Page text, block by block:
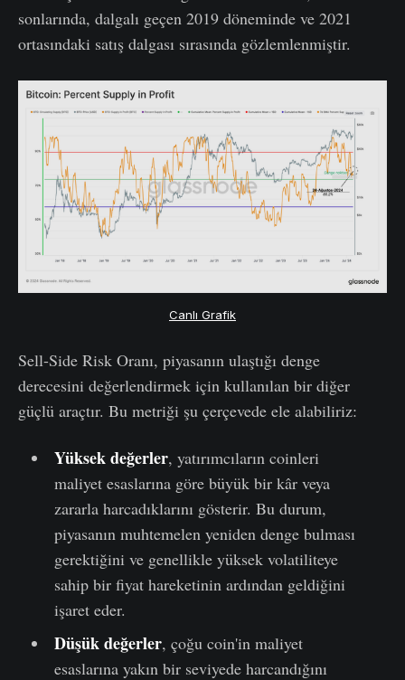
sonlarında, dalgalı geçen 2019 döneminde ve 2021
ortasındaki satış dalgası sırasında gözlemlenmiştir.
Canlı Grafik
Sell-Side Risk Oranı, piyasanın ulaştığı denge
derecesini değerlendirmek için kullanılan bir diğer
güçlü araçtır. Bu metriği şu çerçevede ele alabiliriz:
Yüksek değerler, yatırımcıların coinleri
maliyet esaslarına göre büyük bir kâr veya
zararla harcadıklarını gösterir. Bu durum,
piyasanın muhtemelen yeniden denge bulması
gerektiğini ve genellikle yüksek volatiliteye
sahip bir fiyat hareketinin ardından geldiğini
işaret eder.
Düşük değerler, çoğu coin'in maliyet
esaslarına yakın bir seviyede harcandığını